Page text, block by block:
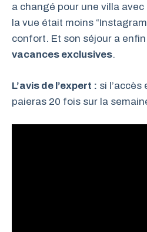
a changé pour une villa
la vue était moins
confort. Et son séjour a
vacances exclusives.
L’avis de l’expert : si
paieras 20 fois sur la